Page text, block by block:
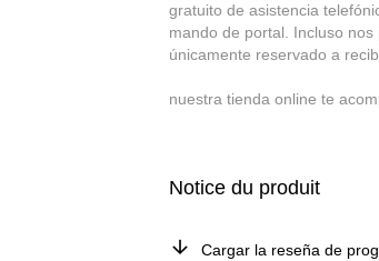
gratuito de asistencia
mando de portal. Incluso
únicamente reservado a
nuestra tienda online te
Notice du produit
Cargar la reseña de